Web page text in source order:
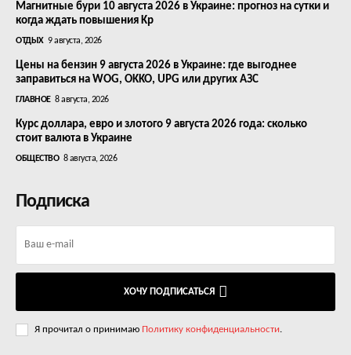
Магнитные бури 10 августа 2026 в Украине: прогноз на сутки и
когда ждать повышения Kp
ОТДЫХ 9 августа, 2026
Цены на бензин 9 августа 2026 в Украине: где выгоднее
заправиться на WOG, OKKO, UPG или других АЗС
ГЛАВНОЕ 8 августа, 2026
Курс доллара, евро и злотого 9 августа 2026 года: сколько
стоит валюта в Украине
ОБЩЕСТВО 8 августа, 2026
Подписка
ХОЧУ ПОДПИСАТЬСЯ
Я прочитал о принимаю Политику конфиденциальности.